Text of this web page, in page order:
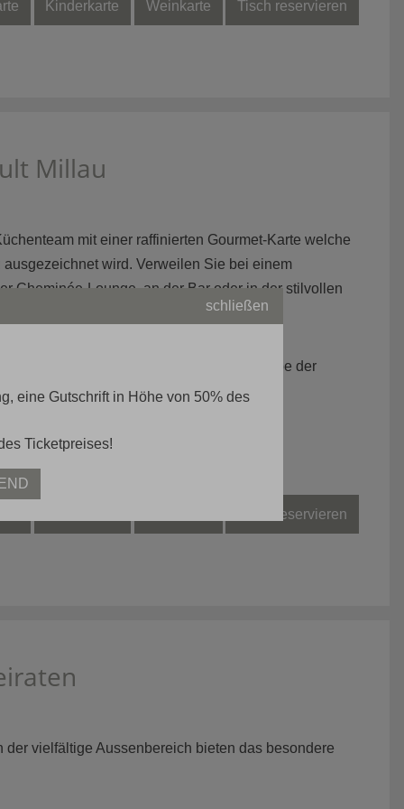
schließen
eine Gutschrift in Höhe von 50% des
Ticketpreises!
Kinderkarte Weinkarte Tisch reservieren
Millau
mit einer raffinierten Gourmet-Karte welche
wird. Verweilen Sie bei einem
Cheminée-Lounge, an der Bar oder in der stilvollen
Blausee erfolgt am Abend, nach Abgabe der
Ticketpreises
Tisch reservieren
vielfältige Aussenbereich bieten das besondere